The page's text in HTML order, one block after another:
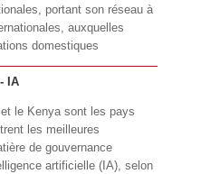
portant son réseau à
auxquelles
domestiques
IA
et le Kenya sont les pays
les meilleures
de gouvernance
artificielle (IA), selon